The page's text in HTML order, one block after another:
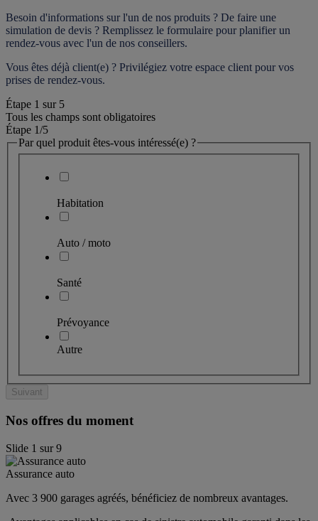
Besoin d'informations sur l'un de nos produits ? De faire une
simulation de devis ? Remplissez le formulaire pour planifier un
rendez-vous avec l'un de nos conseillers.
Vous êtes déjà client(e) ? Privilégiez votre espace client pour vos
prises de rendez-vous.
Étape 1 sur 5
Tous les champs sont obligatoires
Étape 1/5
Par quel produit êtes-vous intéressé(e) ?
Habitation
Auto / moto
Santé
Prévoyance
Autre
Suivant
Nos offres du moment
Slide 1 sur9
Assurance auto
Avec 3 900 garages agréés, bénéficiez de nombreux avantages.